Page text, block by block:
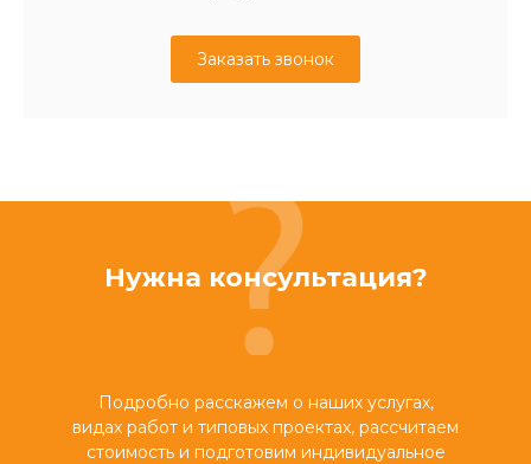
Заказать звонок
Нужна консультация?
Подробно расскажем о наших услугах,
видах работ и типовых проектах, рассчитаем
стоимость и подготовим индивидуальное